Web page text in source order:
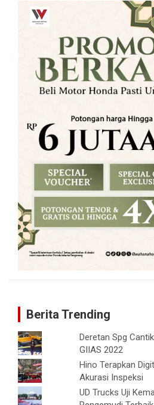
Berita Trending
Deretan Spg
GIIAS 2022
Hino Terapkan
Akurasi Inspeksi
UD Trucks Uji